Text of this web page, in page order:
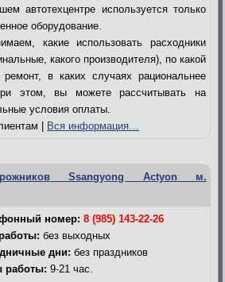
автотехцентре используется только
оборудование.
какие использовать расходники
какого производителя), по какой
ремонт, в каких случаях рациональнее
этом, вы можете рассчитывать на
условия оплаты.
| Вся информация…
Ssangyong Actyon м.
номер: 8 (985) 143-22-26
без выходных
дни: без праздников
работы: 9-21 час.